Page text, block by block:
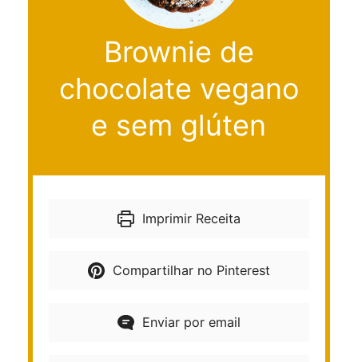
Brownie de
chocolate vegano
e sem glúten
Imprimir Receita
Compartilhar no Pinterest
Enviar por email